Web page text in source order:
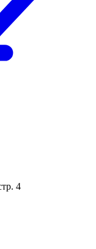
4